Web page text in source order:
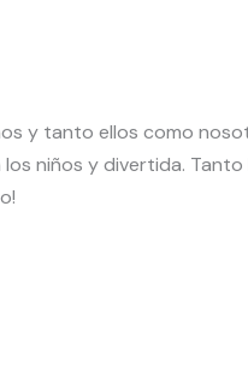
y tanto ellos como
niños y divertida.